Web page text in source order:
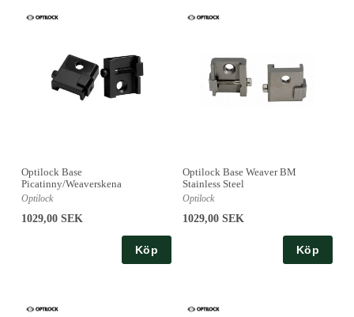
Optilock Base
Picatinny/Weaverskena
Optilock
1029,00 SEK
Köp
Optilock Base Weaver BM
Stainless Steel
Optilock
1029,00 SEK
Köp